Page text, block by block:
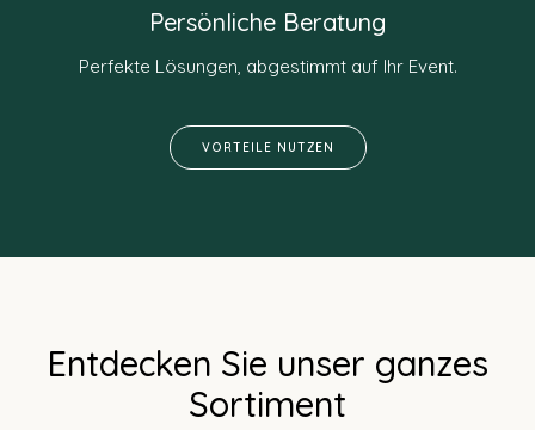
Persönliche Beratung
Perfekte Lösungen, abgestimmt auf Ihr Event.
VORTEILE NUTZEN
Entdecken Sie unser ganzes
Sortiment